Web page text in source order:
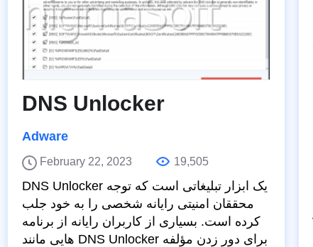
DNS Unlocker
Adware
February 22, 2023 19,505
DNS Unlocker یک ابزار تبلیغاتی است که توجه
محققان امنیتی رایانه شخصی را به خود جلب
کرده است. بسیاری از کاربران رایانه از برنامه
هایی مانند DNS Unlocker برای دور زدن مؤلفه